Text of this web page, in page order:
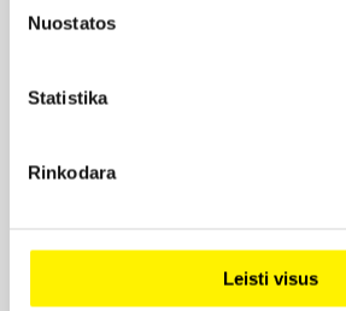
Nuostatos
Statistika
Rinkodara
Leisti visus